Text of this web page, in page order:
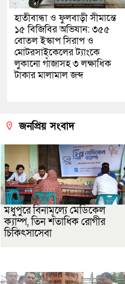
হাতীবান্ধা ও ফুলবাড়ী সীমান্তে
১৫ বিজিবির অভিযান: ৩৫৫
বোতল ইস্কাপ সিরাপ ও
মোটরসাইকেলের ট্যাংকে
লুকানো গাঁজাসহ ৩ লক্ষাধিক
টাকার মালামাল জব্দ
জনপ্রিয় সংবাদ
মধুপুরে বিনামূল্যে মেডিকেল
ক্যাম্প, তিন শতাধিক রোগীর
চিকিৎসাসেবা